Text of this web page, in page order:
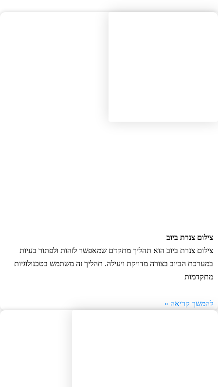
צנרת ביוב
צנרת ביוב הוא תהליך מתקדם שמאפשר לזהות ולפתור בעיות
הביוב בצורה מדויקת ויעילה. תהליך זה משתמש בטכנולוגיות
קריאה »